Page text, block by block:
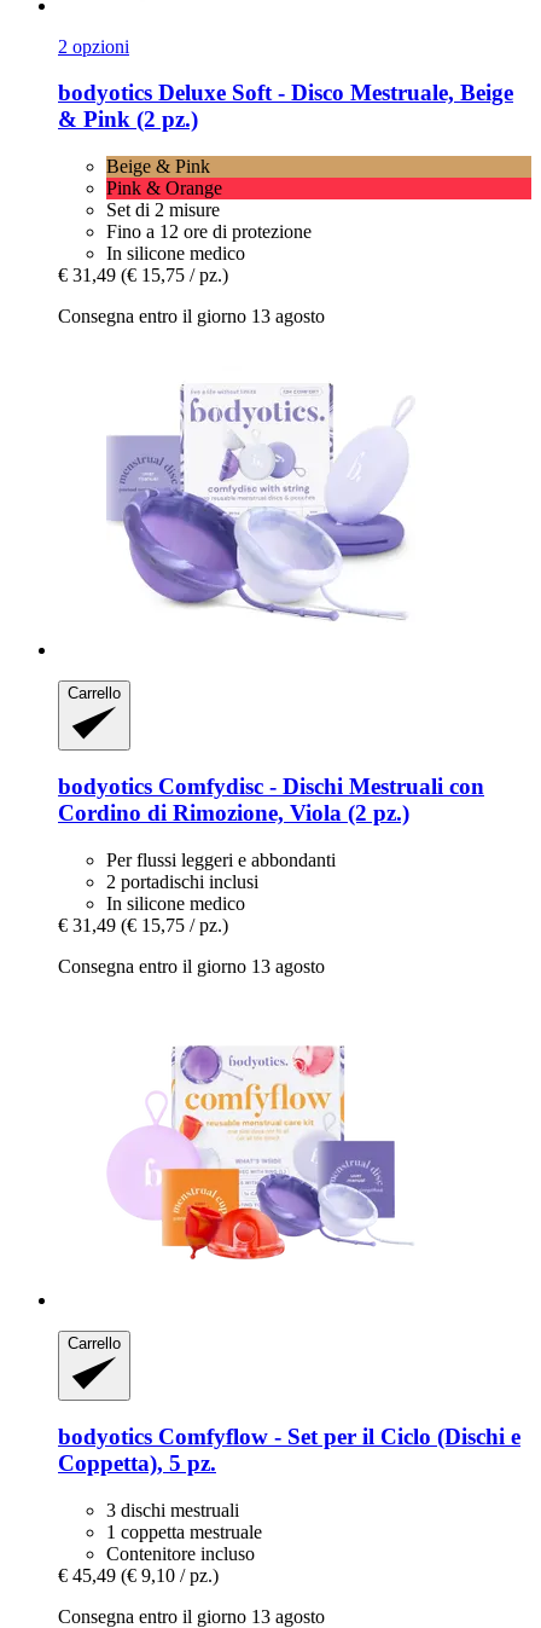
2 opzioni
bodyotics Deluxe Soft -​ Disco Mestruale, Beige
& Pink (2 pz.)
Beige & Pink
Pink & Orange
Set di 2 misure
Fino a 12 ore di protezione
In silicone medico
€ 31,49 (€ 15,75 / pz.)
Consegna entro il giorno 13 agosto
Carrello
bodyotics Comfydisc -​ Dischi Mestruali con
Cordino di Rimozione, Viola (2 pz.)
Per flussi leggeri e abbondanti
2 portadischi inclusi
In silicone medico
€ 31,49 (€ 15,75 / pz.)
Consegna entro il giorno 13 agosto
Carrello
bodyotics Comfyflow -​ Set per il Ciclo (Dischi e
Coppetta), 5 pz.
3 dischi mestruali
1 coppetta mestruale
Contenitore incluso
€ 45,49 (€ 9,10 / pz.)
Consegna entro il giorno 13 agosto